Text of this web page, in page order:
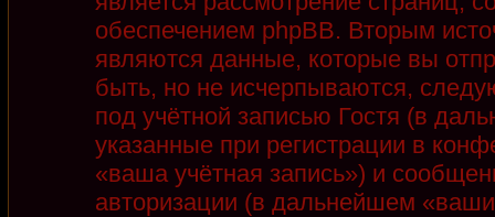
обеспечением phpBB. Вторым
являются данные, которые вы
быть, но не исчерпываются,
под учётной записью Гостя (в
указанные при регистрации в
«ваша учётная запись») и
авторизации (в дальнейшем